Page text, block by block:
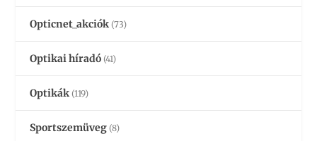
Opticnet_akciók (73)
Optikai híradó (41)
Optikák (119)
Sportszemüveg (8)